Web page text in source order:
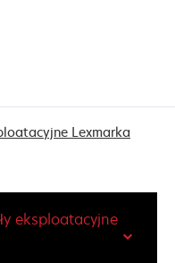
Lexmarka
eksploatacyjne